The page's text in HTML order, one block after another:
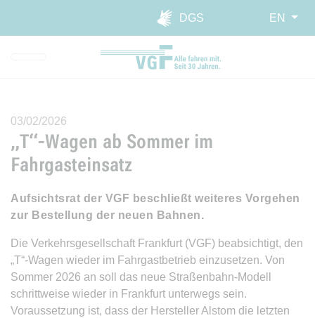
Skip to main navigation
Skip to main content
Report website barrier
DGS
EN
03/02/2026
„T“-Wagen ab Sommer im
Fahrgasteinsatz
Aufsichtsrat der VGF beschließt weiteres Vorgehen
zur Bestellung der neuen Bahnen.
Die Verkehrsgesellschaft Frankfurt (VGF) beabsichtigt, den
„T“-Wagen wieder im Fahrgastbetrieb einzusetzen. Von
Sommer 2026 an soll das neue Straßenbahn-Modell
schrittweise wieder in Frankfurt unterwegs sein.
Voraussetzung ist, dass der Hersteller Alstom die letzten